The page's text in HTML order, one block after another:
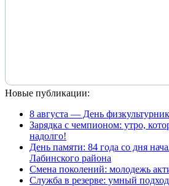
Новые публикации:
8 августа — День
Зарядка с чемпионом: утро,
надолго!
День памяти: 84 года со дня
Лабинского района
Смена поколений: молодежь
Служба в резерве: умный